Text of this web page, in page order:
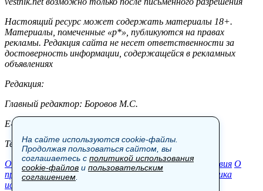
Настоящий ресурс может содержать материалы 18+.
Материалы, помеченные «р*», публикуются на правах
рекламы. Редакция сайта не несет ответственности за
достоверность информации, содержащейся в рекламных
объявлениях
Редакция:
Главный редактор: Боровов М.С.
E-mail: site@vestnik.net, reb.msk@yandex.ru
Тел.: +7 (921) 720-00-97
Общество Экономика Контакты В мире Происшествия О
проекте Шоу-бизнес Политика Пресс-релизы
Политика
использования cookie-файлов
На сайте используются cookie-файлы.
Продолжая пользоваться сайтом, вы
соглашаетесь с политикой использования
cookie-файлов и пользовательским
соглашением